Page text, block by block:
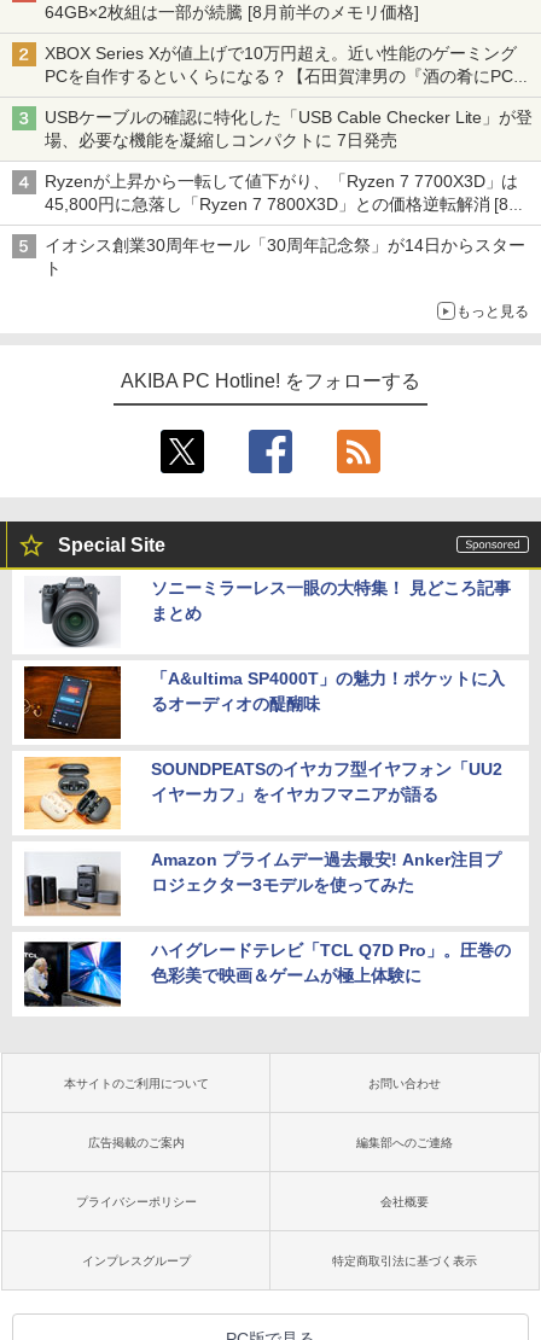
64GB×2枚組は一部が続騰 [8月前半のメモリ価格]
XBOX Series Xが値上げで10万円超え。近い性能のゲーミング
PCを自作するといくらになる？【石田賀津男の『酒の肴にPCゲ
ーム』】
USBケーブルの確認に特化した「USB Cable Checker Lite」が登
場、必要な機能を凝縮しコンパクトに 7日発売
Ryzenが上昇から一転して値下がり、「Ryzen 7 7700X3D」は
45,800円に急落し「Ryzen 7 7800X3D」との価格逆転解消 [8月
前半のCPU価格]
イオシス創業30周年セール「30周年記念祭」が14日からスター
ト
もっと見る
AKIBA PC Hotline! をフォローする
Special Site
ソニーミラーレス一眼の大特集！ 見どころ記事
まとめ
「A&ultima SP4000T」の魅力！ポケットに入
るオーディオの醍醐味
SOUNDPEATSのイヤカフ型イヤフォン「UU2
イヤーカフ」をイヤカフマニアが語る
Amazon プライムデー過去最安! Anker注目プ
ロジェクター3モデルを使ってみた
ハイグレードテレビ「TCL Q7D Pro」。圧巻の
色彩美で映画＆ゲームが極上体験に
本サイトのご利用について お問い合わせ
広告掲載のご案内 編集部へのご連絡
プライバシーポリシー 会社概要
インプレスグループ 特定商取引法に基づく表示